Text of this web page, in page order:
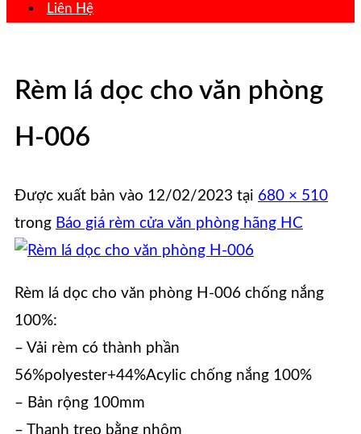
Liên Hệ
Rèm lá dọc cho văn phòng
H-006
Được xuất bản vào 12/02/2023 tại 680 × 510
trong Báo giá rèm cửa văn phòng hãng HC
Rèm lá dọc cho văn phòng H-006 chống nắng
100%:
– Vải rèm có thành phần
56%polyester+44%Acylic chống nắng 100%
– Bản rộng 100mm
– Thạnh treo bằng nhôm